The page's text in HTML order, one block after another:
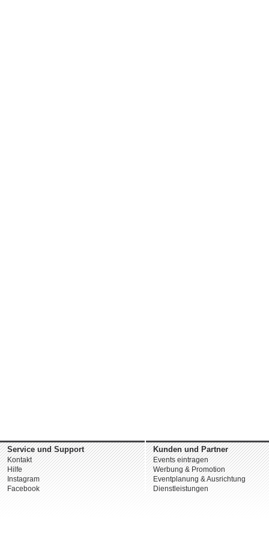
Service und Support
Kontakt
Hilfe
Instagram
Facebook
Kunden und Partner
Events eintragen
Werbung & Promotion
Eventplanung & Ausrichtung
Dienstleistungen